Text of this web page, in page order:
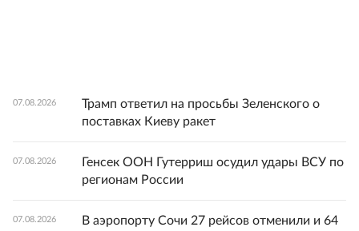
07.08.2026
Трамп ответил на просьбы Зеленского о
поставках Киеву ракет
07.08.2026
Генсек ООН Гутерриш осудил удары ВСУ по
регионам России
07.08.2026
В аэропорту Сочи 27 рейсов отменили и 64